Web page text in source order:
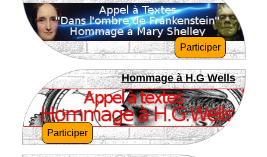
Participer
Hommage à H.G Wells
Participer